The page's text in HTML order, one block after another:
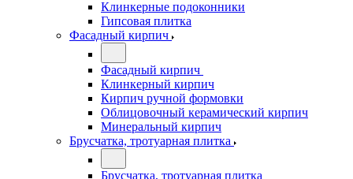
Клинкерные подоконники
Гипсовая плитка
Фасадный кирпич
Фасадный кирпич
Клинкерный кирпич
Кирпич ручной формовки
Облицовочный керамический кирпич
Минеральный кирпич
Брусчатка, тротуарная плитка
Брусчатка, тротуарная плитка